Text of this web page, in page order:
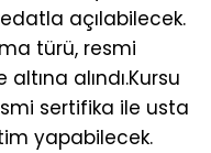
açılabilecek.
türü, resmi
alındı.Kursu
sertifika ile usta
yapabilecek.